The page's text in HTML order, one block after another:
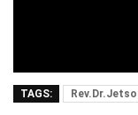
TAGS: